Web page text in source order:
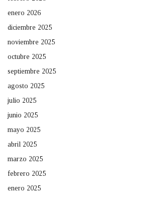
enero 2026
diciembre 2025
noviembre 2025
octubre 2025
septiembre 2025
agosto 2025
julio 2025
junio 2025
mayo 2025
abril 2025
marzo 2025
febrero 2025
enero 2025